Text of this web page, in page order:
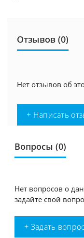
Отзывов (0)
Нет отзывов об
+ Написать
Вопросы (0)
Нет вопросов о
задайте свой
+ Задать вопрос